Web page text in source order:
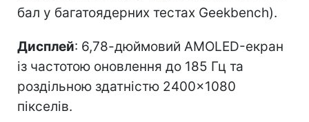
бал у багатоядерних тестах Geekbench).
Дисплей: 6,78-дюймовий AMOLED-екран
із частотою оновлення до 185 Гц та
роздільною здатністю 2400×1080
пікселів.